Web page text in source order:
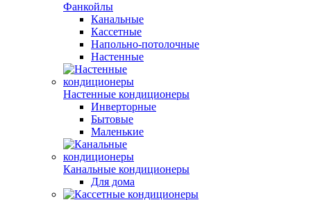
Фанкойлы
Канальные
Кассетные
Напольно-потолочные
Настенные
Настенные кондиционеры
Инверторные
Бытовые
Маленькие
Канальные кондиционеры
Для дома